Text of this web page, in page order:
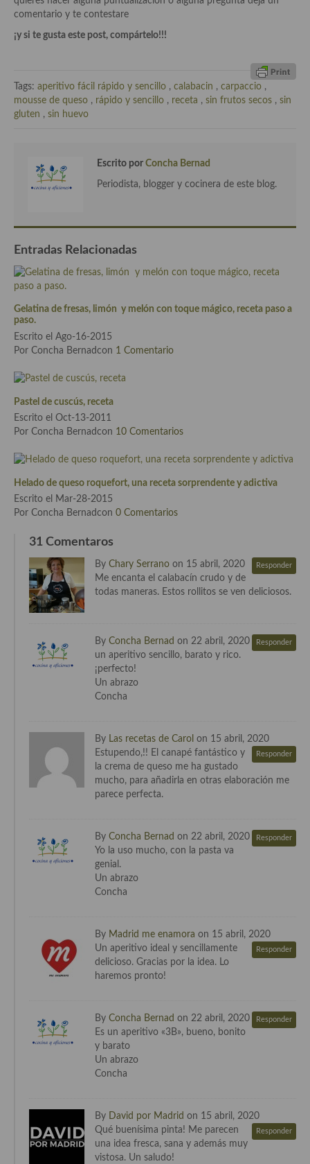
Cocina Azerí (Azerbaiyán)
Cocina de Egipto
Cocina Oriental
Cocina Tailandesa
Cocina Vietnamita
Cocina China
Cocina del Pacifico
Cocina filipina
Cocina de Madagascar
Cocina Africana
Cocina Sudafrinaca
Cocina del Congo
Cocina Sefardí
Cocina Yoshoku
Cocina callejera
Cocina fusión
Cocina Andaluza
Cocina Aragonesa
Cocina Balear
Cocina Canaria
Cocina Castellana
Cocina Catalana
Cocina Extremeña
Cocina Murciana
Cocina Valenciana
Cocina Austriaca
comentario y te contestare
¡y si te gusta este post, compártelo!!!
Tags: aperitivo fácil rápido y sencillo , calabacin , carpaccio ,
mousse de queso , rápido y sencillo , receta , sin frutos secos , sin
gluten , sin huevo
Escrito por Concha Bernad
Periodista, blogger y cocinera de este blog.
Entradas Relacionadas
Gelatina de fresas, limón y melón con toque mágico, receta paso a
paso.
Escrito el Ago-16-2015
Por Concha Bernadcon 1 Comentario
Pastel de cuscús, receta
Escrito el Oct-13-2011
Por Concha Bernadcon 10 Comentarios
Helado de queso roquefort, una receta sorprendente y adictiva
Escrito el Mar-28-2015
Por Concha Bernadcon 0 Comentarios
31 Comentaros
By Chary Serrano on 15 abril, 2020 Responder
Me encanta el calabacín crudo y de
todas maneras. Estos rollitos se ven deliciosos.
By Concha Bernad on 22 abril, 2020 Responder
un aperitivo sencillo, barato y rico.
¡perfecto!
Un abrazo
Concha
By Las recetas de Carol on 15 abril, 2020
Responder
Estupendo,!! El canapé fantástico y
la crema de queso me ha gustado
mucho, para añadirla en otras elaboración me
parece perfecta.
By Concha Bernad on 22 abril, 2020 Responder
Yo la uso mucho, con la pasta va
genial.
Un abrazo
Concha
By Madrid me enamora on 15 abril, 2020
Responder
Un aperitivo ideal y sencillamente
delicioso. Gracias por la idea. Lo
haremos pronto!
By Concha Bernad on 22 abril, 2020 Responder
Es un aperitivo «3B», bueno, bonito
y barato
Un abrazo
Concha
By David por Madrid on 15 abril, 2020
Responder
Qué buenísima pinta! Me parecen
una idea fresca, sana y además muy
vistosa. Un saludo!